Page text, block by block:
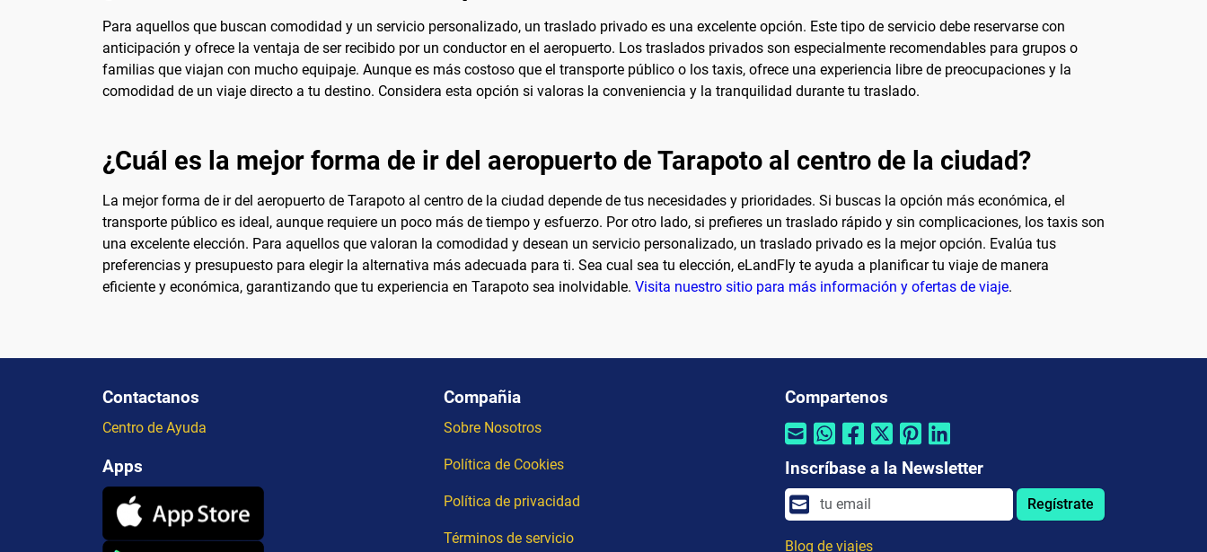
Para aquellos que buscan comodidad y un servicio personalizado, un traslado privado es una excelente opción. Este tipo de servicio debe reservarse con
anticipación y ofrece la ventaja de ser recibido por un conductor en el aeropuerto. Los traslados privados son especialmente recomendables para grupos o
familias que viajan con mucho equipaje. Aunque es más costoso que el transporte público o los taxis, ofrece una experiencia libre de preocupaciones y la
comodidad de un viaje directo a tu destino. Considera esta opción si valoras la conveniencia y la tranquilidad durante tu traslado.
¿Cuál es la mejor forma de ir del aeropuerto de Tarapoto al centro de la ciudad?
La mejor forma de ir del aeropuerto de Tarapoto al centro de la ciudad depende de tus necesidades y prioridades. Si buscas la opción más económica, el
transporte público es ideal, aunque requiere un poco más de tiempo y esfuerzo. Por otro lado, si prefieres un traslado rápido y sin complicaciones, los taxis son
una excelente elección. Para aquellos que valoran la comodidad y desean un servicio personalizado, un traslado privado es la mejor opción. Evalúa tus
preferencias y presupuesto para elegir la alternativa más adecuada para ti. Sea cual sea tu elección, eLandFly te ayuda a planificar tu viaje de manera
eficiente y económica, garantizando que tu experiencia en Tarapoto sea inolvidable. Visita nuestro sitio para más información y ofertas de viaje.
Contactanos
Centro de Ayuda
Apps
Compañia
Sobre Nosotros
Política de Cookies
Política de privacidad
Términos de servicio
Compartenos
Inscríbase a la Newsletter
Regístrate
Blog de viajes